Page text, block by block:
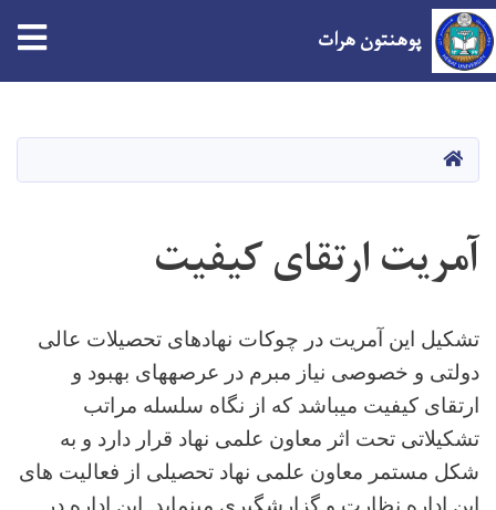
content
پوهنتون هرات
صفحه اصلی
آمریت ارتقای کیفیت
تشکیل این آمریت در چوکات نهادهای تحصیلات عالی
دولتی و خصوصی نیاز مبرم در عرصه­های بهبود و
ارتقای کیفیت میباشد که از نگاه سلسله مراتب
تشکیلاتی تحت اثر معاون علمی نهاد قرار دارد و به
شکل مستمر معاون علمی نهاد تحصیلی از فعالیت های
این اداره نظارت و گزارش­گیری مینماید. این اداره در